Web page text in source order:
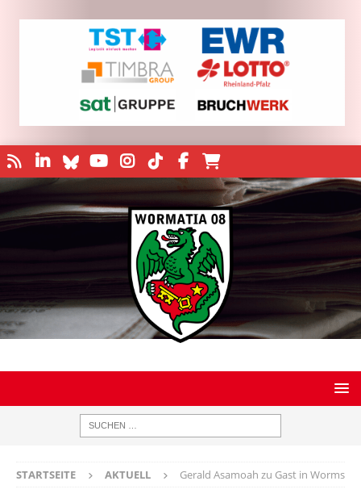
STARTSEITE AKTUELL Gerald Asamoah zu Gast in Worms